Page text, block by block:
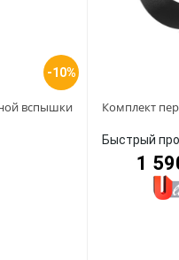
-10%
вспышки Комплект
Быстрый
1